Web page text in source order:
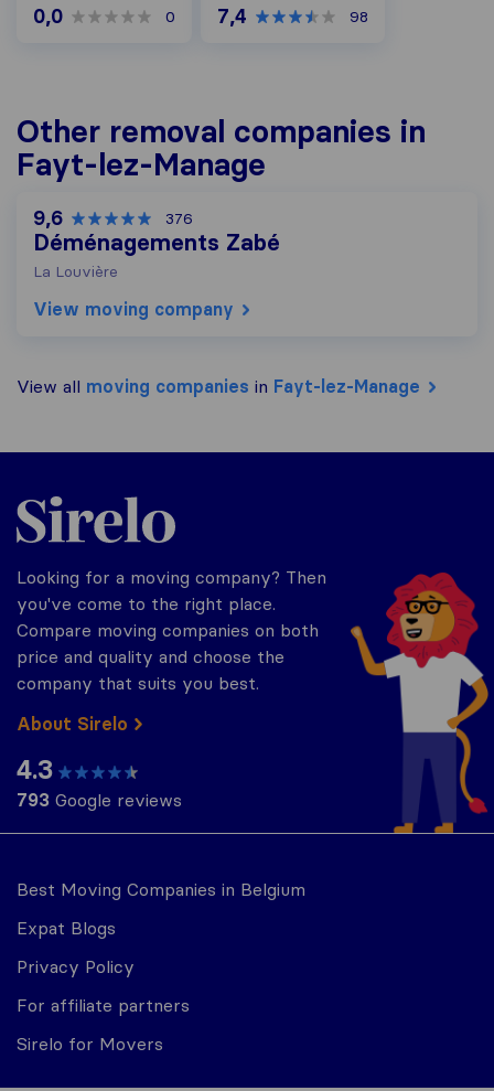
0,0 0 7,4 98
Other removal companies in
Fayt-lez-Manage
9,6 376
Déménagements Zabé
La Louvière
View moving company
View all moving companies in Fayt-lez-Manage
Best Moving Companies in Belgium
Expat Blogs
Privacy Policy
For affiliate partners
Sirelo for Movers
Sirelo.be
Looking for a moving company? Then
you've come to the right place.
Compare moving companies on both
price and quality and choose the
company that suits you best.
About Sirelo
4.3
793 Google reviews